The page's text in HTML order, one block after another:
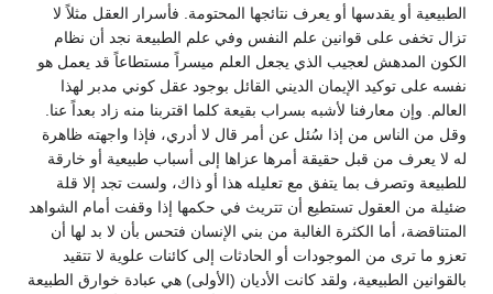
الطبيعية أو يقدسها أو يعرف نتائجها المحتومة. فأسرار العقل مثلاً لا
تزال تخفى على قوانين علم النفس وفي علم الطبيعة نجد أن نظام
الكون المدهش لعجيب الذي يجعل العلم ميسراً مستطاعاً قد يعمل هو
نفسه على توكيد الإيمان الديني القائل بوجود عقل كوني مدبر لهذا
العالم. وإن معارفنا لأشبه بسراب بقيعة كلما اقتربنا منه زاد بعداً عنا.
وقل من الناس من إذا سُئل عن أمر قال لا أدري، فإذا واجهته ظاهرة
له لا يعرف من قبل حقيقة أمرها عزاها إلى أسباب طبيعية أو خارقة
للطبيعة وتصرف بما يتفق مع تعليله هذا أو ذاك، ولست تجد إلا قلة
ضئيلة من العقول تستطيع أن تتريث في حكمها إذا وقفت أمام الشواهد
المتناقضة، أما الكثرة الغالبة من بني الإنسان فتحس بأن لا بد لها أن
تعزو ما ترى من الموجودات أو الحادثات إلى كائنات علوية لا تتقيد
بالقوانين الطبيعية، ولقد كانت الأديان (الأولى) هي عبادة خوارق الطبيعة